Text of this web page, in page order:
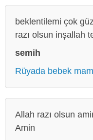
beklentilemi çok
razı olsun inşallah
semih
Rüyada bebek
Allah razı olsun
Amin